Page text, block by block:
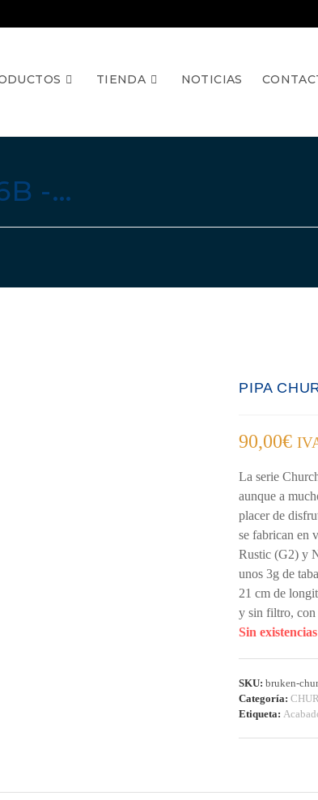
TIENDA NOTICIAS
-…
PIPA
90,00€
La serie
aunque a
placer de
se fabrican en
Rustic (G2) y
unos 3g de
21 cm de
y sin filtro,
Sin existencias
SKU:bruken-
Categoría:
Etiqueta: